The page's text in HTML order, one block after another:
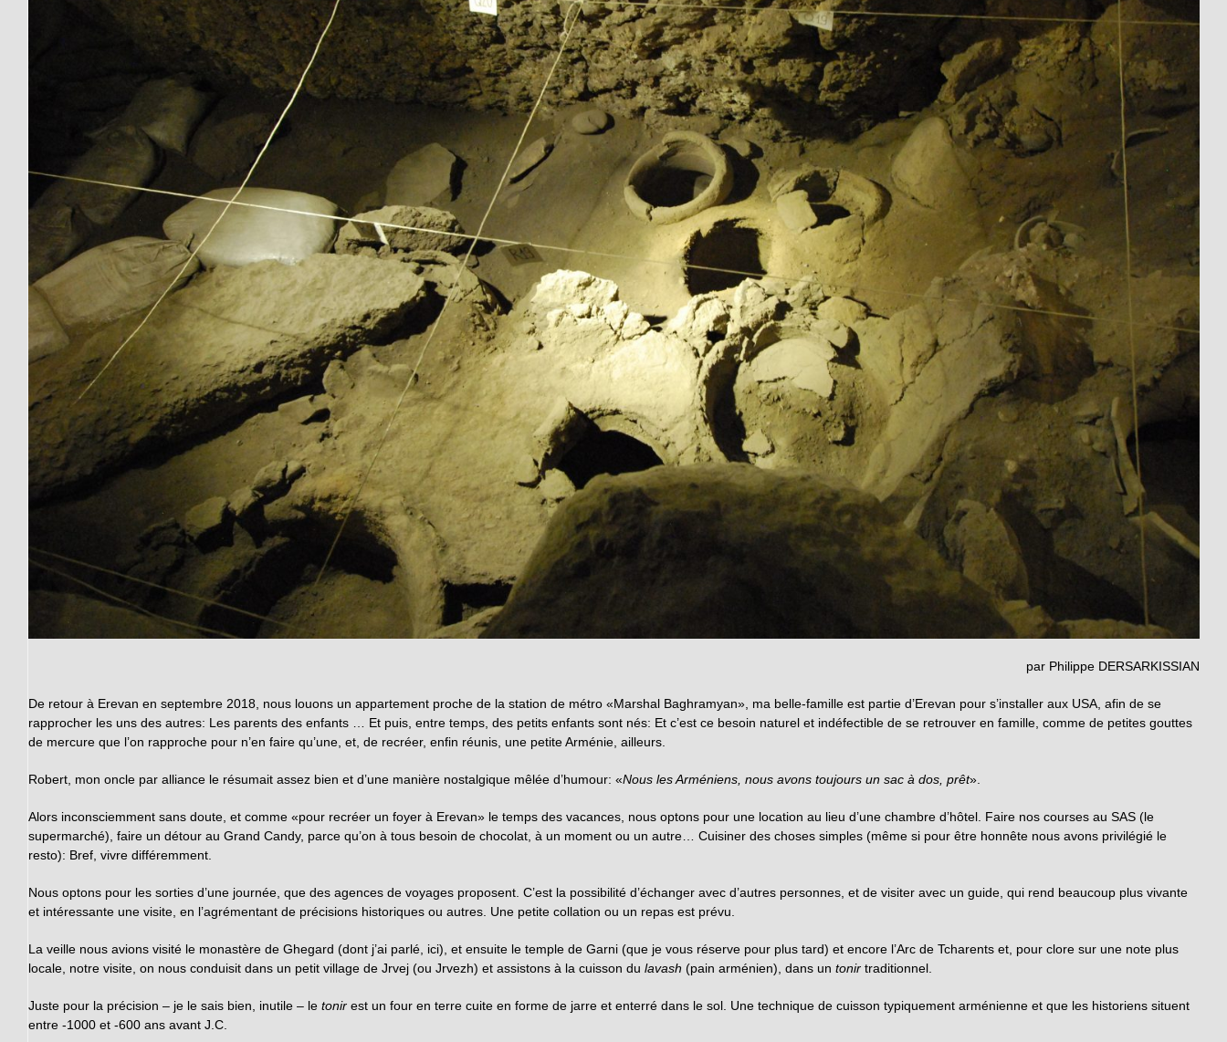
par Philippe DERSARKISSIAN
De retour à Erevan en septembre 2018, nous louons un appartement proche de la station de métro «Marshal Baghramyan», ma belle-famille est partie d’Erevan pour s’installer aux USA, afin de se
rapprocher les uns des autres: Les parents des enfants … Et puis, entre temps, des petits enfants sont nés: Et c’est ce besoin naturel et indéfectible de se retrouver en famille, comme de petites gouttes
de mercure que l’on rapproche pour n’en faire qu’une, et, de recréer, enfin réunis, une petite Arménie, ailleurs.
Robert, mon oncle par alliance le résumait assez bien et d’une manière nostalgique mêlée d’humour: «Nous les Arméniens, nous avons toujours un sac à dos, prêt».
Alors inconsciemment sans doute, et comme «pour recréer un foyer à Erevan» le temps des vacances, nous optons pour une location au lieu d’une chambre d’hôtel. Faire nos courses au SAS (le
supermarché), faire un détour au Grand Candy, parce qu’on à tous besoin de chocolat, à un moment ou un autre… Cuisiner des choses simples (même si pour être honnête nous avons privilégié le
resto): Bref, vivre différemment.
Nous optons pour les sorties d’une journée, que des agences de voyages proposent. C’est la possibilité d’échanger avec d’autres personnes, et de visiter avec un guide, qui rend beaucoup plus vivante
et intéressante une visite, en l’agrémentant de précisions historiques ou autres. Une petite collation ou un repas est prévu.
La veille nous avions visité le monastère de Ghegard (dont j’ai parlé, ici), et ensuite le temple de Garni (que je vous réserve pour plus tard) et encore l’Arc de Tcharents et, pour clore sur une note plus
locale, notre visite, on nous conduisit dans un petit village de Jrvej (ou Jrvezh) et assistons à la cuisson du lavash (pain arménien), dans un tonir traditionnel.
Juste pour la précision – je le sais bien, inutile – le tonir est un four en terre cuite en forme de jarre et enterré dans le sol. Une technique de cuisson typiquement arménienne et que les historiens situent
entre -1000 et -600 ans avant J.C.